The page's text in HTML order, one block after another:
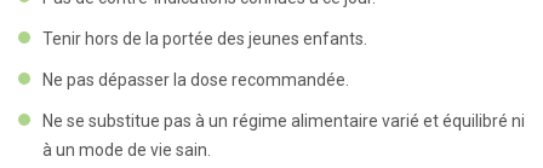
Tenir hors de la portée des jeunes enfants.
Ne pas dépasser la dose recommandée.
Ne se substitue pas à un régime alimentaire varié et équilibré ni
à un mode de vie sain.